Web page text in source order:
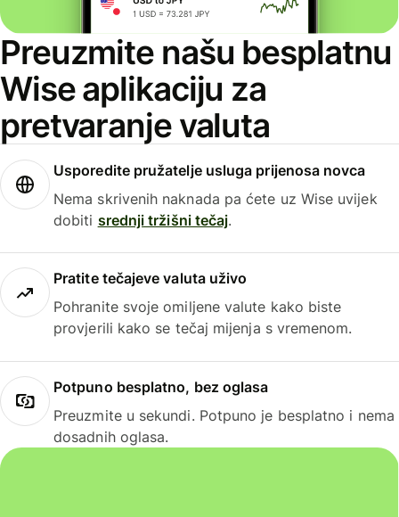
Preuzmite našu besplatnu
Wise aplikaciju za
pretvaranje valuta
Usporedite pružatelje usluga prijenosa novca
Nema skrivenih naknada pa ćete uz Wise uvijek
dobiti srednji tržišni tečaj.
Pratite tečajeve valuta uživo
Pohranite svoje omiljene valute kako biste
provjerili kako se tečaj mijenja s vremenom.
Potpuno besplatno, bez oglasa
Preuzmite u sekundi. Potpuno je besplatno i nema
dosadnih oglasa.